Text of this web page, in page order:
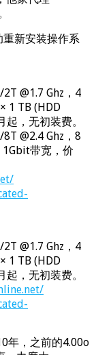
新安装操作系
@1.7 Ghz，4
1 TB (HDD
，无初装费。
@2.4 Ghz，8
1Gbit带宽，价
@1.7 Ghz，4
1 TB (HDD
，无初装费。
年，之前的4.00o